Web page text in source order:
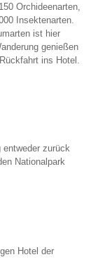
Orchideenarten,
Insektenarten.
ist hier
genießen
ins Hotel.
zurück
Nationalpark
Hotel der